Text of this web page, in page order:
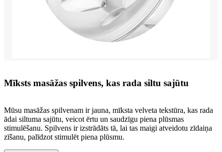
Mīksts masāžas spilvens, kas rada siltu sajūtu
Mūsu masāžas spilvenam ir jauna, mīksta velveta tekstūra, kas rada
ādai siltuma sajūtu, veicot ērtu un saudzīgu piena plūsmas
stimulēšanu. Spilvens ir izstrādāts tā, lai tas maigi atveidotu zīdaiņa
zīšanu, palīdzot stimulēt piena plūsmu.